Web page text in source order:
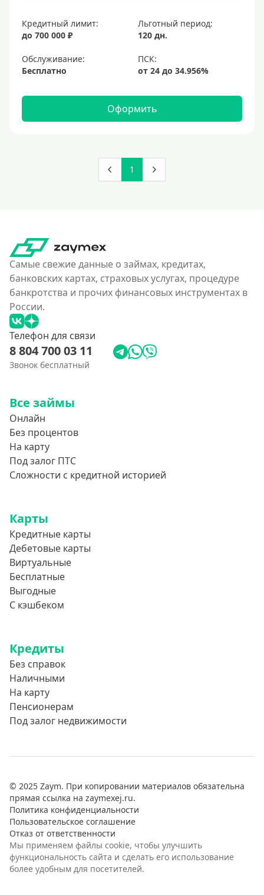
Кредитный лимит:
до 700 000 ₽
Льготный период:
120 дн.
Обслуживание:
Бесплатно
Оформить
1
Самые свежие данные о займах, кредитах,
банковских картах, страховых услугах, процедуре
банкротства и прочих финансовых инструментах в
России.
Телефон для связи
8 804 700 03 11
Звонок бесплатный
Все займы
Онлайн
Без процентов
На карту
Под залог ПТС
Сложности с кредитной историей
Карты
Кредитные карты
Дебетовые карты
Виртуальные
Бесплатные
Выгодные
С кэшбеком
Кредиты
Без справок
Наличными
На карту
Пенсионерам
Под залог недвижимости
© 2025 Zaym. При копировании материалов обязательна
прямая ссылка на zaymexej.ru.
Политика конфиденциальности
Пользовательское соглашение
Отказ от ответственности
Мы применяем файлы cookie, чтобы улучшить
функциональность сайта и сделать его использование
более удобным для посетителей.